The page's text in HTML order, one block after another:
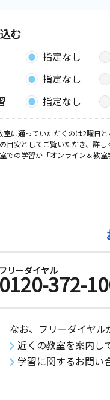
む
指定なし
指定なし
指定なし
に通っていただくのは2曜日と
安としてご覧いただき、詳し
の学習か「オンライン＆教室
フリーダイヤル
0120-372-
なお、フリーダイヤル
近くの教室を案内し
学習に関するお問い